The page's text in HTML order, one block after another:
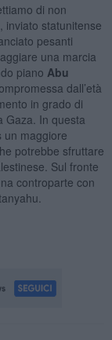
di non
inviato statunitense
pesanti
una marcia
piano Abu
dall’età
in grado di
Gaza. In questa
un maggiore
potrebbe sfruttare
Sul fronte
controparte con